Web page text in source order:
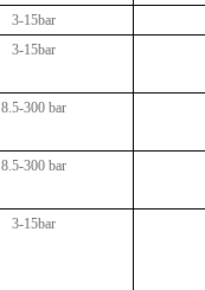
3-15bar
3-15bar
8.5-300 bar
8.5-300 bar
3-15bar